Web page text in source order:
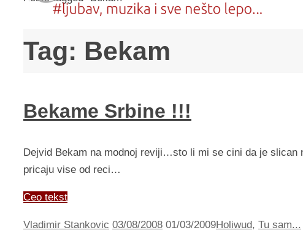
Tag: Bekam
Bekame Srbine !!!
Dejvid Bekam na modnoj reviji…sto li mi se cini da je slican
pricaju vise od reci…
Ceo tekst
Vladimir Stankovic 03/08/2008 01/03/2009Holiwud, Tu sam...